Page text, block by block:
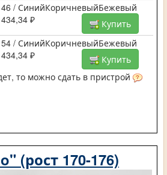
46 / СинийКоричневыйБежевый
434,34 ₽
Купить
54 / СинийКоричневыйБежевый
434,34 ₽
Купить
то можно сдать в пристрой
(рост 170-176)